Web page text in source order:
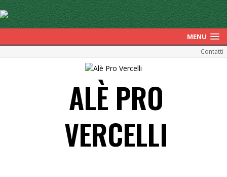
MENU
Contatti
ALÈ PRO
VERCELLI